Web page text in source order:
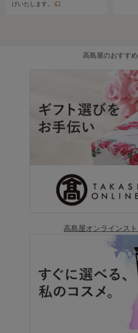
けいたします。
高島屋のおすすめ